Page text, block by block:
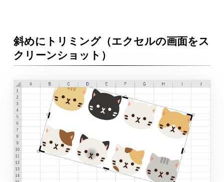
斜めにトリミング（エクセルの画面をス
クリーンショット）